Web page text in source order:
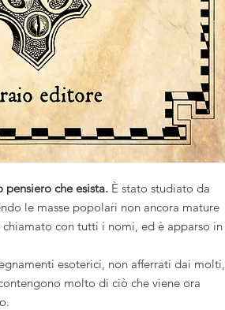
che esista. È stato studiato da
le masse popolari non ancora mature
con tutti i nomi, ed è apparso in
esoterici, non afferrati dai molti,
molto di ciò che viene ora